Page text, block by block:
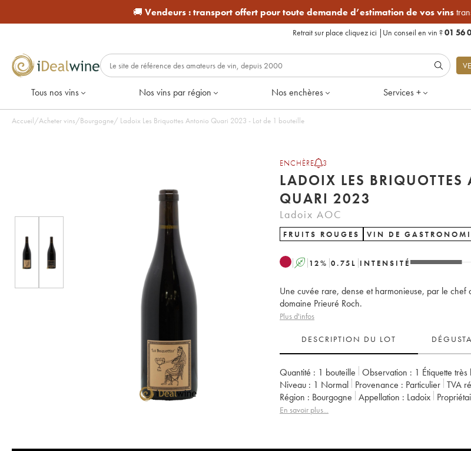
🚚 Vendeurs :transport offert pour toute demande d’estimation de vos vins
Retrait sur place cliquez ici | Un conseil en vin ?01 56
Tous nos vins Nos vins par région Nos enchères Services +
Accueil/Acheter vins/Bourgogne/ Ladoix Les Briquottes Antonio Quari 2023 - Lot de 1 bouteille
ENCHÈRE 3
LADOIX LES
QUARI 2023
Ladoix AOC
FRUITS ROUGES VIN DE
A 12% 0.75 L INTENSITÉ
Une cuvée rare, dense et harmonieuse, par le chef
domaine Prieuré Roch.
Plus d'infos
DESCRIPTION DU LOT
Quantité : 1 bouteille Observation : 1 Étiquette
Niveau : 1 Normal Provenance : particulier TVA
Région :
Bourgogne Appellation : Ladoix
En savoir plus...